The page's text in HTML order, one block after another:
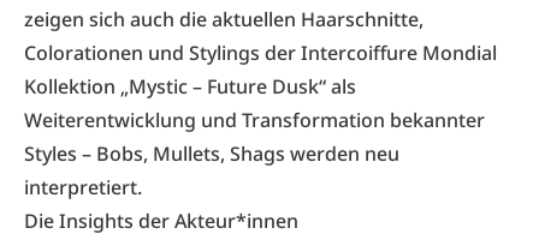
zeigen sich auch die aktuellen Haarschnitte,
Colorationen und Stylings der Intercoiffure Mondial
Kollektion „Mystic – Future Dusk“ als
Weiterentwicklung und Transformation bekannter
Styles – Bobs, Mullets, Shags werden neu
interpretiert.
Die Insights der Akteur*innen